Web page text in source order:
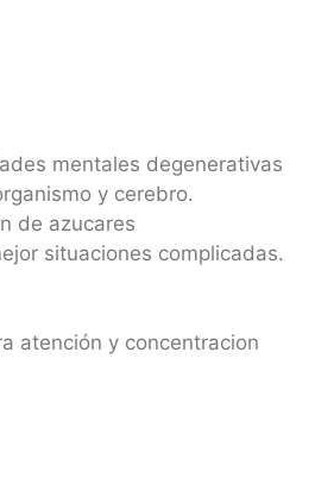
mentales degenerativas
y cerebro.
de azucares
situaciones complicadas.
atención y concentracion